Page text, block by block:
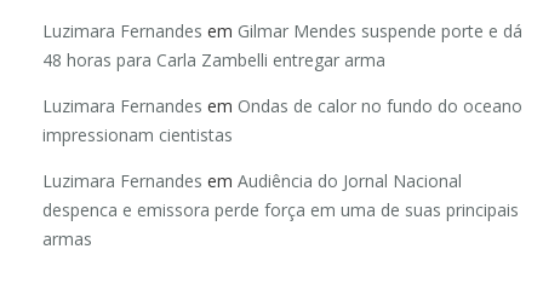
Luzimara Fernandes em Gilmar Mendes suspende porte e dá
48 horas para Carla Zambelli entregar arma
Luzimara Fernandes em Ondas de calor no fundo do oceano
impressionam cientistas
Luzimara Fernandes em Audiência do Jornal Nacional
despenca e emissora perde força em uma de suas principais
armas